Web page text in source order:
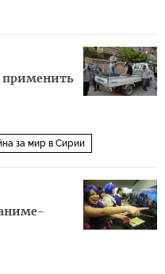
применить
за мир в Сирии
аниме-